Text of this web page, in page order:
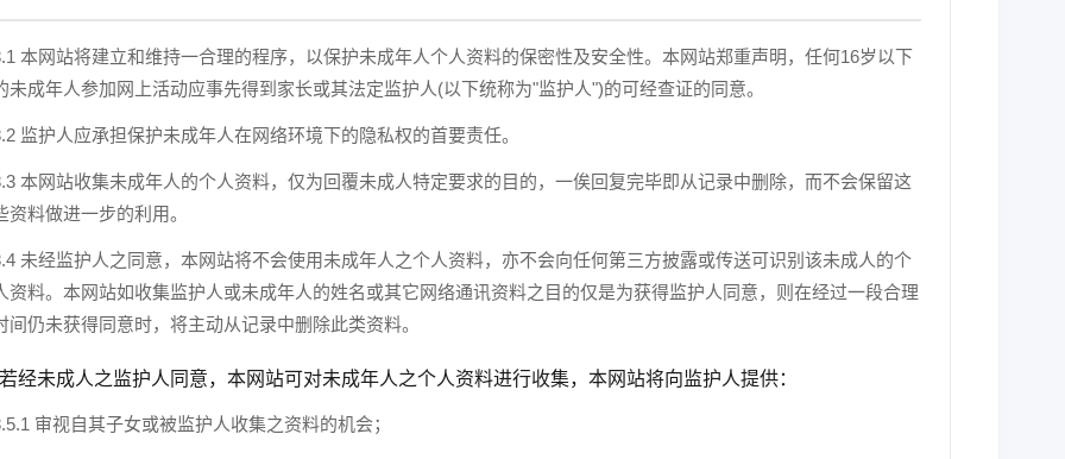
本网站将建立和维持一合理的程序，以保护未成年人个人资料的保密性及安全性。本网站郑重声明，任何16岁以下
未成年人参加网上活动应事先得到家长或其法定监护人(以下统称为"监护人")的可经查证的同意。
监护人应承担保护未成年人在网络环境下的隐私权的首要责任。
本网站收集未成年人的个人资料，仅为回覆未成人特定要求的目的，一俟回复完毕即从记录中删除，而不会保留这
资料做进一步的利用。
未经监护人之同意，本网站将不会使用未成年人之个人资料，亦不会向任何第三方披露或传送可识别该未成人的个
资料。本网站如收集监护人或未成年人的姓名或其它网络通讯资料之目的仅是为获得监护人同意，则在经过一段合理
间仍未获得同意时，将主动从记录中删除此类资料。
经未成人之监护人同意，本网站可对未成年人之个人资料进行收集，本网站将向监护人提供：
审视自其子女或被监护人收集之资料的机会；